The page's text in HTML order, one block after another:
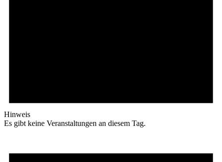
Hinweis
Es gibt keine Veranstaltungen an diesem Tag.